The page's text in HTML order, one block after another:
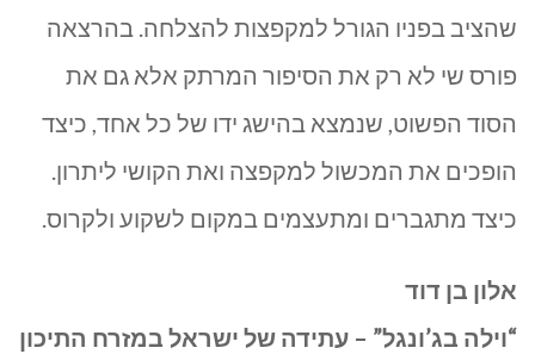
שהציב בפניו הגורל למקפצות להצלחה. בהרצאה
פורס שי לא רק את הסיפור המרתק אלא גם את
הסוד הפשוט, שנמצא בהישג ידו של כל אחד, כיצד
הופכים את המכשול למקפצה ואת הקושי ליתרון.
כיצד מתגברים ומתעצמים במקום לשקוע ולקרוס.
אלון בן דוד
“וילה בג’ונגל” – עתידה של ישראל במזרח התיכון